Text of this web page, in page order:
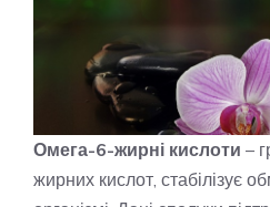
Омега-6-жирні кислоти –
жирних кислот, стабілізує